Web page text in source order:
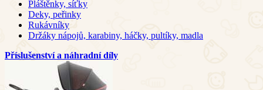
Pláštěnky, síťky
Deky, peřinky
Rukávníky
Držáky nápojů, karabiny, háčky, pultíky, madla
Příslušenství a náhradní díly